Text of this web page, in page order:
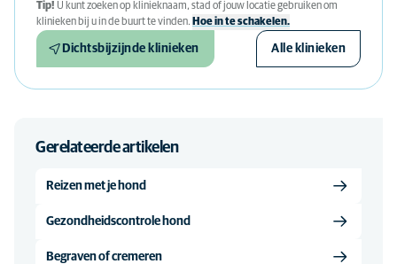
Tip! U kunt zoeken op klinieknaam, stad of jouw locatie gebruiken om
klinieken bij u in de buurt te vinden. Hoe in te schakelen.
Dichtsbijzijnde klinieken Alle klinieken
Gerelateerde artikelen
Reizen met je hond
Gezondheidscontrole hond
Begraven of cremeren